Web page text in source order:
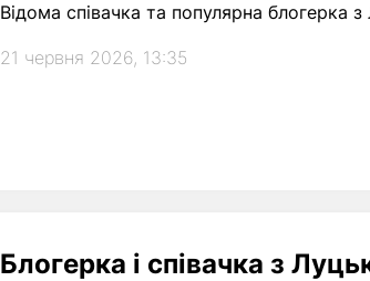
Відома співачка та популярна блогерка
21 червня 2026, 13:35
Блогерка і співачка з